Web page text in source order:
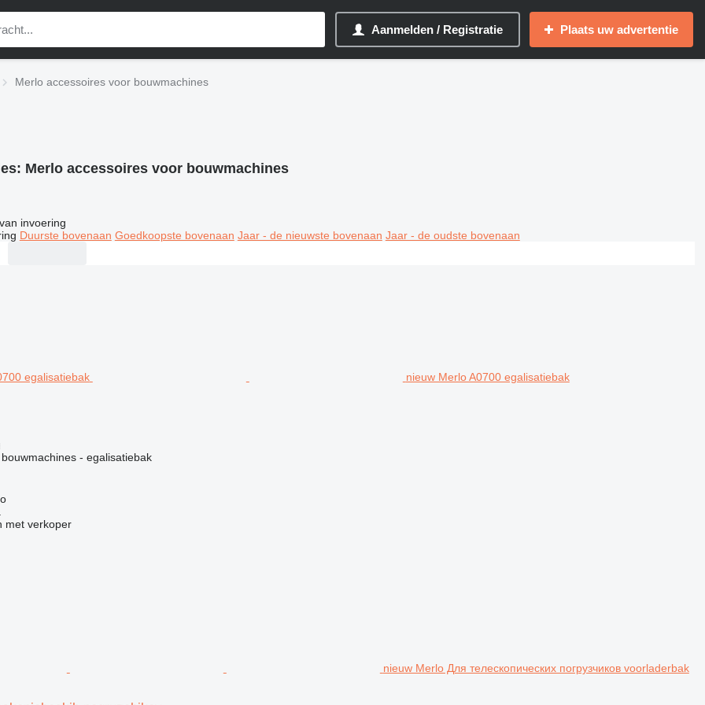
Aanmelden / Registratie Plaats uw advertentie
Merlo accessoires voor bouwmachines
Merlo accessoires voor bouwmachines
invoering
Duurste bovenaan Goedkoopste bovenaan Jaar - de nieuwste bovenaan Jaar - de oudste bovenaan
nieuw Merlo A0700 egalisatiebak
- egalisatiebak
met verkoper
nieuw Merlo Для телескопических погрузчиков voorladerbak